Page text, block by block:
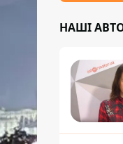
НАШІ